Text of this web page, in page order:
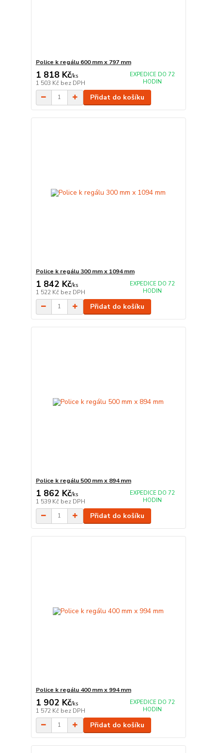
Police k regálu 600 mm x 797 mm
1 818 Kč/ks
1 503 Kč bez DPH
EXPEDICE DO 72
HODIN
Přidat do košíku
Police k regálu 300 mm x 1094 mm
1 842 Kč/ks
1 522 Kč bez DPH
EXPEDICE DO 72
HODIN
Přidat do košíku
Police k regálu 500 mm x 894 mm
1 862 Kč/ks
1 539 Kč bez DPH
EXPEDICE DO 72
HODIN
Přidat do košíku
Police k regálu 400 mm x 994 mm
1 902 Kč/ks
1 572 Kč bez DPH
EXPEDICE DO 72
HODIN
Přidat do košíku